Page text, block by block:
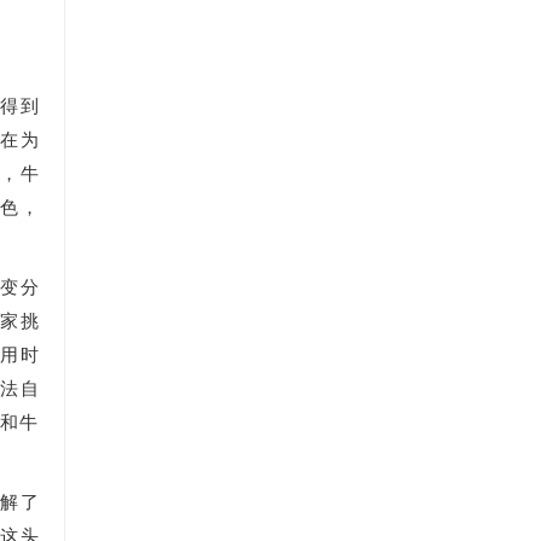
到
为
牛
，
分
挑
时
自
牛
了